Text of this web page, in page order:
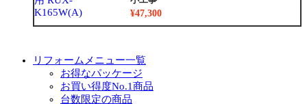
¥47,300
リフォームメニュー一覧
お得なパッケージ
お買い得度No.1商品
台数限定の商品